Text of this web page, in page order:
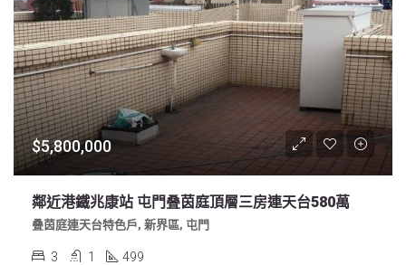
$5,800,000
鄰近港鐵兆康站 屯門叠茵庭頂層三房連天台580萬
叠茵庭連天台特色戶, 新界區, 屯門
3 1 499